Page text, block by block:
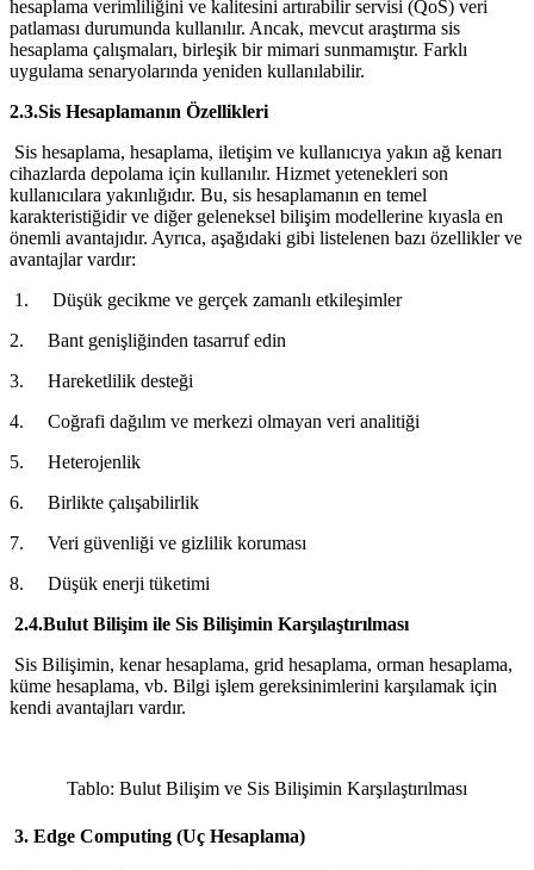
hesaplama verimliliğini ve kalitesini artırabilir servisi (QoS) veri
patlaması durumunda kullanılır. Ancak, mevcut araştırma sis
hesaplama çalışmaları, birleşik bir mimari sunmamıştır. Farklı
uygulama senaryolarında yeniden kullanılabilir.
2.3.Sis Hesaplamanın Özellikleri
Sis hesaplama, hesaplama, iletişim ve kullanıcıya yakın ağ kenarı
cihazlarda depolama için kullanılır. Hizmet yetenekleri son
kullanıcılara yakınlığıdır. Bu, sis hesaplamanın en temel
karakteristiğidir ve diğer geleneksel bilişim modellerine kıyasla en
önemli avantajıdır. Ayrıca, aşağıdaki gibi listelenen bazı özellikler ve
avantajlar vardır:
1. Düşük gecikme ve gerçek zamanlı etkileşimler
2. Bant genişliğinden tasarruf edin
3. Hareketlilik desteği
4. Coğrafi dağılım ve merkezi olmayan veri analitiği
5. Heterojenlik
6. Birlikte çalışabilirlik
7. Veri güvenliği ve gizlilik koruması
8. Düşük enerji tüketimi
2.4.Bulut Bilişim ile Sis Bilişimin Karşılaştırılması
Sis Bilişimin, kenar hesaplama, grid hesaplama, orman hesaplama,
küme hesaplama, vb. Bilgi işlem gereksinimlerini karşılamak için
kendi avantajları vardır.
Tablo: Bulut Bilişim ve Sis Bilişimin Karşılaştırılması
3. Edge Computing (Uç Hesaplama)